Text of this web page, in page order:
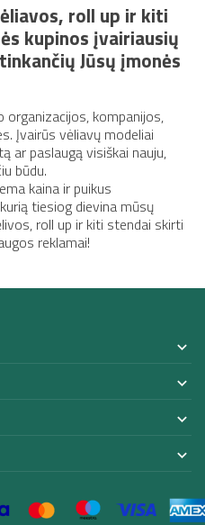
roll up ir kiti
kupinos įvairiausių
Jūsų įmonės
organizacijos, kompanijos,
Įvairūs vėliavų modeliai
ar paslaugą visiškai nauju,
būdu.
kaina ir puikus
tiesiog dievina mūsų
roll up ir kiti stendai skirti
reklamai!



